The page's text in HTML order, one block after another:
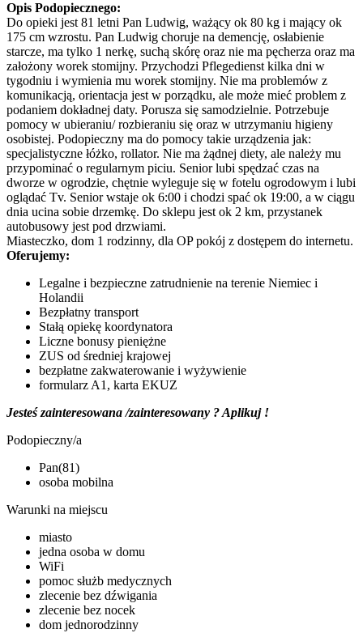
Opis Podopiecznego:
Do opieki jest 81 letni Pan Ludwig, ważący ok 80 kg i mający ok
175 cm wzrostu. Pan Ludwig choruje na demencję, osłabienie
starcze, ma tylko 1 nerkę, suchą skórę oraz nie ma pęcherza oraz ma
założony worek stomijny. Przychodzi Pflegedienst kilka dni w
tygodniu i wymienia mu worek stomijny. Nie ma problemów z
komunikacją, orientacja jest w porządku, ale może mieć problem z
podaniem dokładnej daty. Porusza się samodzielnie. Potrzebuje
pomocy w ubieraniu/ rozbieraniu się oraz w utrzymaniu higieny
osobistej. Podopieczny ma do pomocy takie urządzenia jak:
specjalistyczne łóżko, rollator. Nie ma żądnej diety, ale należy mu
przypominać o regularnym piciu. Senior lubi spędzać czas na
dworze w ogrodzie, chętnie wyleguje się w fotelu ogrodowym i lubi
oglądać Tv. Senior wstaje ok 6:00 i chodzi spać ok 19:00, a w ciągu
dnia ucina sobie drzemkę. Do sklepu jest ok 2 km, przystanek
autobusowy jest pod drzwiami.
Miasteczko, dom 1 rodzinny, dla OP pokój z dostępem do internetu.
Oferujemy:
Legalne i bezpieczne zatrudnienie na terenie Niemiec i
Holandii
Bezpłatny transport
Stałą opiekę koordynatora
Liczne bonusy pieniężne
ZUS od średniej krajowej
bezpłatne zakwaterowanie i wyżywienie
formularz A1, karta EKUZ
Jesteś zainteresowana /zainteresowany ? Aplikuj !
Podopieczny/a
Pan(81)
osoba mobilna
Warunki na miejscu
miasto
jedna osoba w domu
WiFi
pomoc służb medycznych
zlecenie bez dźwigania
zlecenie bez nocek
dom jednorodzinny